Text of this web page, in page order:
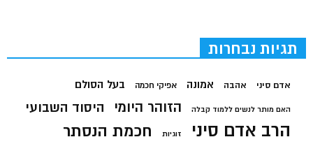
תגיות נבחרות
אדם סיני אהבה אמונה אפיקי חכמה בעל הסולם
האם מותר לנשים ללמוד קבלה הזוהר היומי היסוד השבועי
הרב אדם סיני זוגיות חכמת הנסתר